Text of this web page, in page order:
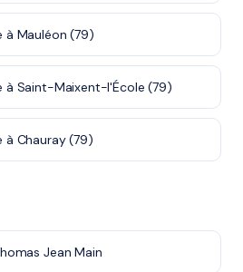
à Mauléon (79)
à Saint-Maixent-l'École (79)
Chauray (79)
Jean Main